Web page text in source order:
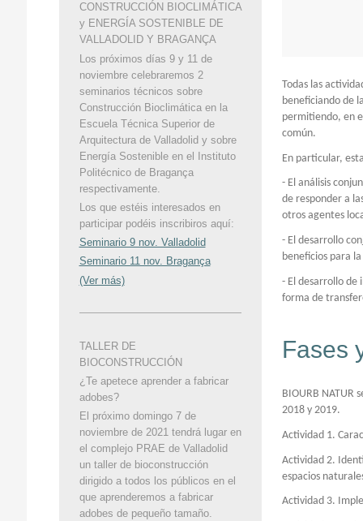
Todas las
beneficiando de
permitiendo, en
común.
En particular,
- El análisis
de responder a
otros agentes
- El desarrollo
beneficios para
- El desarrollo
forma de
Fases
BIOURB NATUR
2018 y 2019.
Actividad 1.
Actividad 2.
espacios
Actividad 3.
CONSTRUCCIÓN BIOCLIMÁTICA
y ENERGÍA SOSTENIBLE DE
VALLADOLID Y BRAGANÇA
Los próximos días 9 y 11 de
noviembre celebraremos 2
seminarios técnicos sobre
Construcción Bioclimática en la
Escuela Técnica Superior de
Arquitectura de Valladolid y sobre
Energía Sostenible en el Instituto
Politécnico de Bragança
respectivamente.
Los que estéis interesados en
participar podéis inscribiros aquí:
Seminario 9 nov. Valladolid
Seminario 11 nov. Bragança
(Ver más)
TALLER DE
BIOCONSTRUCCIÓN
¿Te apetece aprender a fabricar
adobes?
El próximo domingo 7 de
noviembre de 2021 tendrá lugar en
el complejo PRAE de Valladolid
un taller de bioconstrucción
dirigido a todos los públicos en el
que aprenderemos a fabricar
adobes de pequeño tamaño.